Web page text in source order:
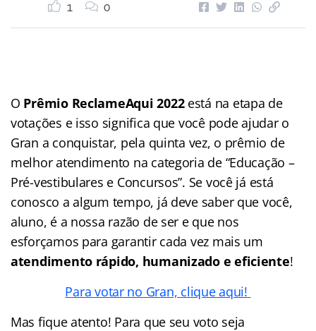
1 0
O Prêmio ReclameAqui 2022está na etapa de
votações e isso significa que você pode ajudar o
Gran a conquistar, pela quinta vez, o prêmio de
melhor atendimento na categoria de “Educação –
Pré-vestibulares e Concursos”. Se você já está
conosco a algum tempo, já deve saber que você,
aluno, é a nossa razão de ser e que nos
esforçamos para garantir cada vez mais um
atendimento rápido, humanizado e eficiente!
Para votar no Gran, clique aqui!
Mas fique atento! Para que seu voto seja